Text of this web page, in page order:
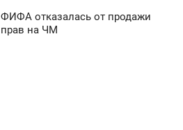
ФИФА отказалась от продажи
прав на ЧМ